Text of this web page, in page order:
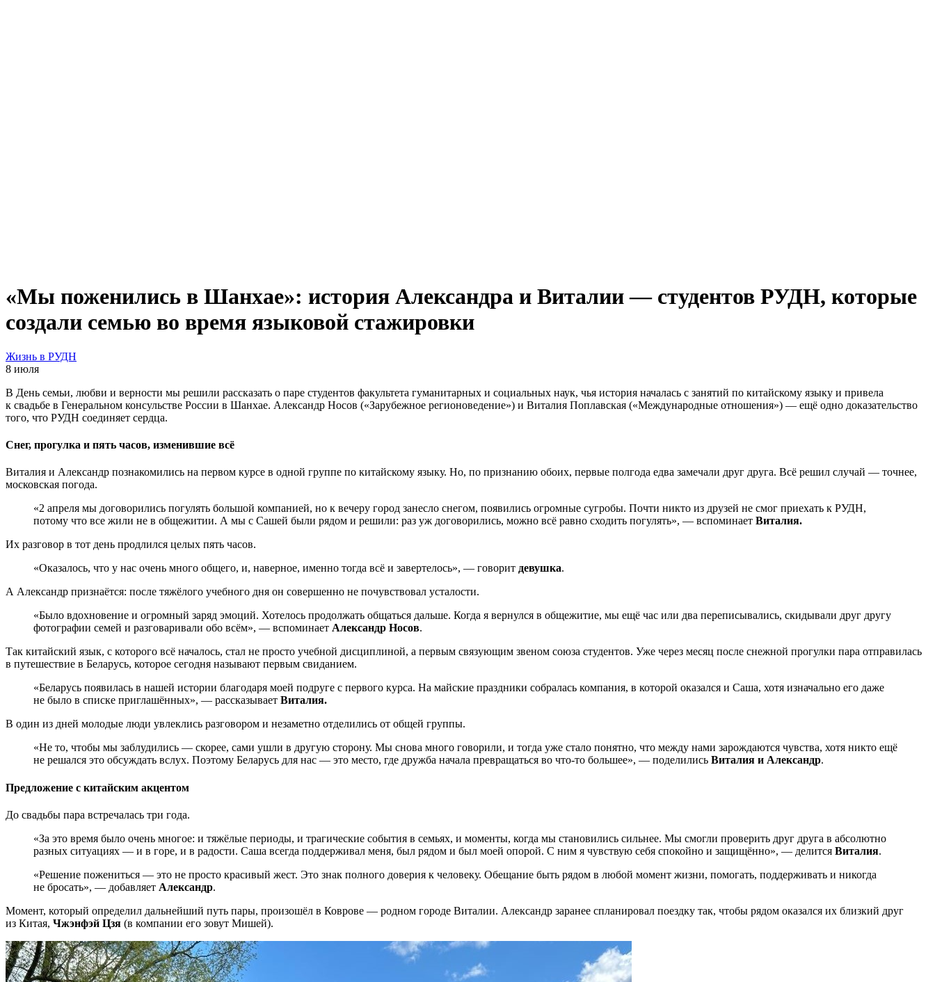
«Мы поженились в Шанхае»: история Александра и Виталии — студентов РУДН, которые
создали семью во время языковой стажировки
Жизнь в РУДН
8 июля
В День семьи, любви и верности мы решили рассказать о паре студентов факультета гуманитарных и социальных наук, чья история началась с занятий по китайскому языку и привела
к свадьбе в Генеральном консульстве России в Шанхае. Александр Носов («Зарубежное регионоведение») и Виталия Поплавская («Международные отношения») — ещё одно доказательство
того, что РУДН соединяет сердца.
Снег, прогулка и пять часов, изменившие всё
Виталия и Александр познакомились на первом курсе в одной группе по китайскому языку. Но, по признанию обоих, первые полгода едва замечали друг друга. Всё решил случай — точнее,
московская погода.
«2 апреля мы договорились погулять большой компанией, но к вечеру город занесло снегом, появились огромные сугробы. Почти никто из друзей не смог приехать к РУДН,
потому что все жили не в общежитии. А мы с Сашей были рядом и решили: раз уж договорились, можно всё равно сходить погулять», — вспоминает Виталия.
Их разговор в тот день продлился целых пять часов.
«Оказалось, что у нас очень много общего, и, наверное, именно тогда всё и завертелось», — говорит девушка.
А Александр признаётся: после тяжёлого учебного дня он совершенно не почувствовал усталости.
«Было вдохновение и огромный заряд эмоций. Хотелось продолжать общаться дальше. Когда я вернулся в общежитие, мы ещё час или два переписывались, скидывали друг другу
фотографии семей и разговаривали обо всём», — вспоминает Александр Носов.
Так китайский язык, с которого всё началось, стал не просто учебной дисциплиной, а первым связующим звеном союза студентов. Уже через месяц после снежной прогулки пара отправилась
в путешествие в Беларусь, которое сегодня называют первым свиданием.
«Беларусь появилась в нашей истории благодаря моей подруге с первого курса. На майские праздники собралась компания, в которой оказался и Саша, хотя изначально его даже
не было в списке приглашённых», — рассказывает Виталия.
В один из дней молодые люди увлеклись разговором и незаметно отделились от общей группы.
«Не то, чтобы мы заблудились — скорее, сами ушли в другую сторону. Мы снова много говорили, и тогда уже стало понятно, что между нами зарождаются чувства, хотя никто ещё
не решался это обсуждать вслух. Поэтому Беларусь для нас — это место, где дружба начала превращаться во что-то большее», — поделились Виталия и Александр.
Предложение с китайским акцентом
До свадьбы пара встречалась три года.
«За это время было очень многое: и тяжёлые периоды, и трагические события в семьях, и моменты, когда мы становились сильнее. Мы смогли проверить друг друга в абсолютно
разных ситуациях — и в горе, и в радости. Саша всегда поддерживал меня, был рядом и был моей опорой. С ним я чувствую себя спокойно и защищённо», — делится Виталия.
«Решение пожениться — это не просто красивый жест. Это знак полного доверия к человеку. Обещание быть рядом в любой момент жизни, помогать, поддерживать и никогда
не бросать», — добавляет Александр.
Момент, который определил дальнейший путь пары, произошёл в Коврове — родном городе Виталии. Александр заранее спланировал поездку так, чтобы рядом оказался их близкий друг
из Китая, Чжэнфэй Цзя (в компании его зовут Мишей).